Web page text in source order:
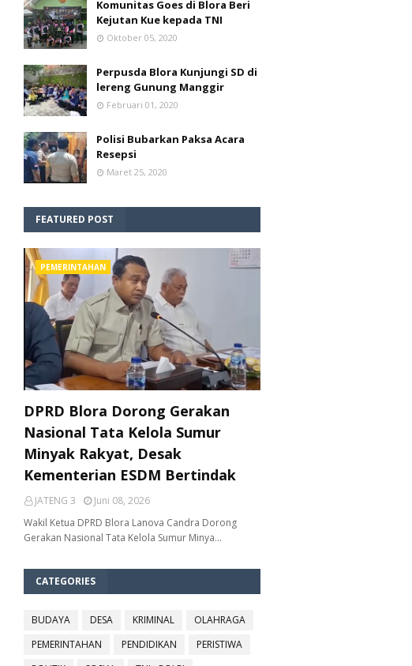
Komunitas Goes di Blora Beri
Kejutan Kue kepada TNI
Oktober 05, 2020
Perpusda Blora Kunjungi SD di
lereng Gunung Manggir
Februari 01, 2020
Polisi Bubarkan Paksa Acara
Resepsi
Maret 25, 2020
FEATURED POST
PEMERINTAHAN
DPRD Blora Dorong Gerakan
Nasional Tata Kelola Sumur
Minyak Rakyat, Desak
Kementerian ESDM Bertindak
JATENG 3
Juni 08, 2026
Wakil Ketua DPRD Blora Lanova Candra Dorong
Gerakan Nasional Tata Kelola Sumur Minya…
CATEGORIES
BUDAYA DESA KRIMINAL
OLAHRAGA
PEMERINTAHAN
PENDIDIKAN
PERISTIWA